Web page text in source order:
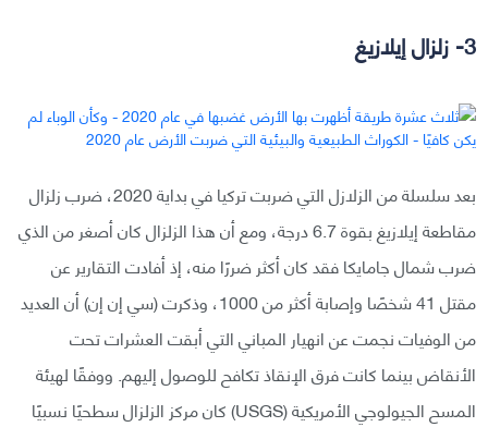
3- زلزال إيلازيغ
بعد سلسلة من الزلازل التي ضربت تركيا في بداية 2020، ضرب زلزال
مقاطعة إيلازيغ بقوة 6.7 درجة، ومع أن هذا الزلزال كان أصغر من الذي
ضرب شمال جامايكا فقد كان أكثر ضررًا منه، إذ أفادت التقارير عن
مقتل 41 شخصًا وإصابة أكثر من 1000، وذكرت (سي إن إن) أن العديد
من الوفيات نجمت عن انهيار المباني التي أبقت العشرات تحت
الأنقاض بينما كانت فرق الإنقاذ تكافح للوصول إليهم. ووفقًا لهيئة
المسح الجيولوجي الأمريكية (USGS) كان مركز الزلزال سطحيًا نسبيًا